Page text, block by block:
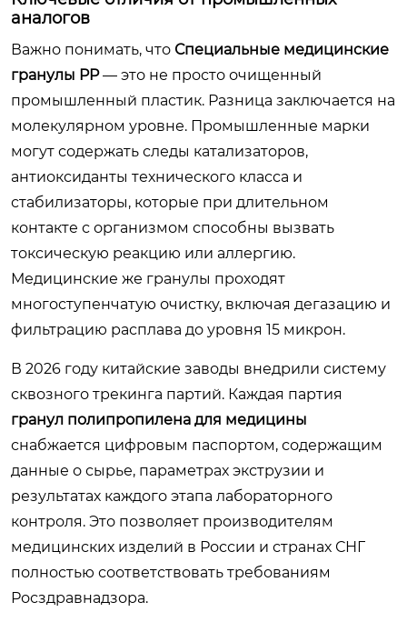
аналогов
Важно понимать, что Специальные медицинские
гранулы PP— это не просто очищенный
промышленный пластик. Разница заключается на
молекулярном уровне. Промышленные марки
могут содержать следы катализаторов,
антиоксиданты технического класса и
стабилизаторы, которые при длительном
контакте с организмом способны вызвать
токсическую реакцию или аллергию.
Медицинские же гранулы проходят
многоступенчатую очистку, включая дегазацию и
фильтрацию расплава до уровня 15 микрон.
В 2026 году китайские заводы внедрили систему
сквозного трекинга партий. Каждая партия
гранул полипропилена для медицины
снабжается цифровым паспортом, содержащим
данные о сырье, параметрах экструзии и
результатах каждого этапа лабораторного
контроля. Это позволяет производителям
медицинских изделий в России и странах СНГ
полностью соответствовать требованиям
Росздравнадзора.